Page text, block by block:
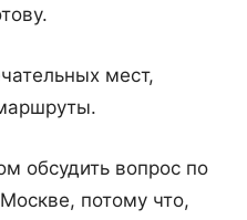
мест,
обсудить вопрос по
потому что,